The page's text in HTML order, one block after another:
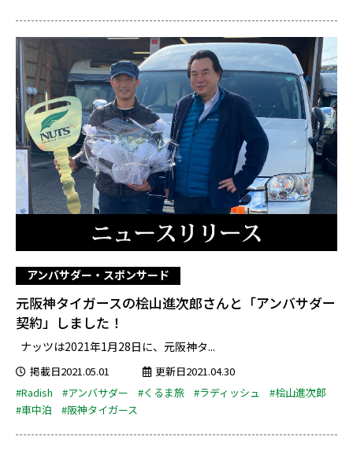
アンバサダー・スポンサード
元阪神タイガースの桧山進次郎さんと「アンバサダー
契約」しました！
ナッツは2021年1月28日に、元阪神タ...
掲載日2021.05.01
更新日2021.04.30
#Radish
#アンバサダー #くるま旅 #ラディッシュ
#桧山進次郎
#車中泊
#阪神タイガース